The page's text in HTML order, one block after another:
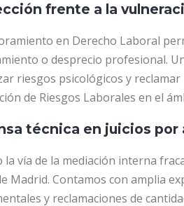
frente a la
en Derecho Laboral
o desprecio profesional.
riesgos psicológicos y
de Riesgos Laborales en el
técnica en juicios por
la vía de la mediación interna
Madrid. Contamos con amplia
y reclamaciones de